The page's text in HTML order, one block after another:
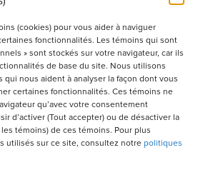
(cookies) pour vous aider à naviguer
fonctionnalités. Les témoins qui sont
» sont stockés sur votre navigateur, car ils
de base du site. Nous utilisons
nous aident à analyser la façon dont vous
certaines fonctionnalités. Ces témoins ne
qu’avec votre consentement
d’activer (Tout accepter) ou de désactiver la
témoins) de ces témoins. Pour plus
utilisés sur ce site, consultez notre politiques
Québec
À NOTRE INFOLETTRE